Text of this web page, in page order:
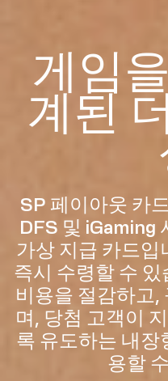
게임
계된
SP 페이아웃 카
DFS 및 iGaming
가상 지급 카드입
즉시 수령할 수
비용을 절감하고,
며, 당첨 고객이
록 유도하는 내장
용할